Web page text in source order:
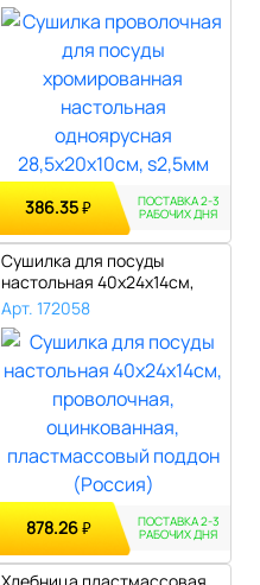
386.35₽ ПОСТАВКА 2-3
РАБОЧИХ ДНЯ
Сушилка для посуды
настольная 40х24х14см,
проволочная, ..
Арт. 172058
878.26₽ ПОСТАВКА 2-3
РАБОЧИХ ДНЯ